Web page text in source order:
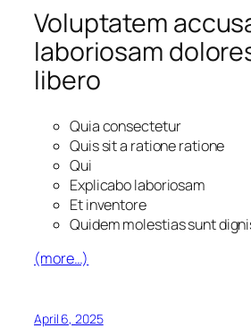
Voluptatem
laboriosam
libero
Quia consectetur
Quis sit a ratione ratione
Qui
Explicabo laboriosam
Et inventore
Quidem molestias sunt
(more…)
April 6, 2025